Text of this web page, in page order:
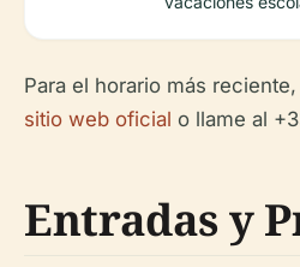
Para el horario más
sitio web oficial o llame al
Entradas y